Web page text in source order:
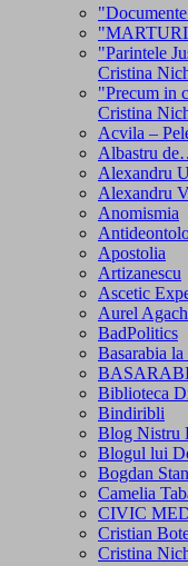
"Parintele
Cristina
"Precum in
Cristina
Acvila –
Albastru
Alexandru
Alexandru
Anomismia
Apostolia
Artizanescu
Ascetic
Aurel
BadPolitics
Basarabia
Biblioteca
Bindiribli
Blog Nistru
Blogul lui
Bogdan
Camelia
CIVIC
Cristian
Cristina